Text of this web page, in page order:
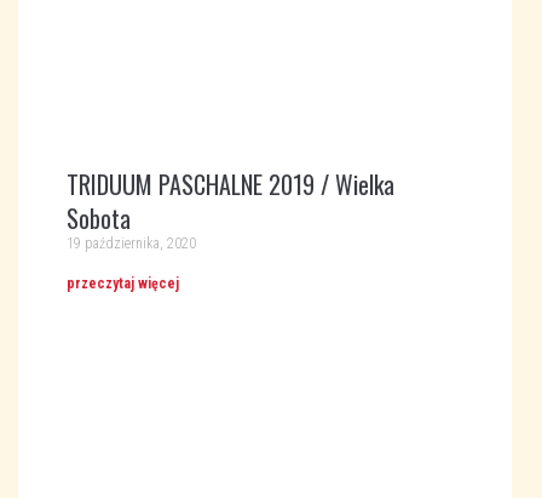
TRIDUUM PASCHALNE 2019 / Wielka
Sobota
19 października, 2020
przeczytaj więcej